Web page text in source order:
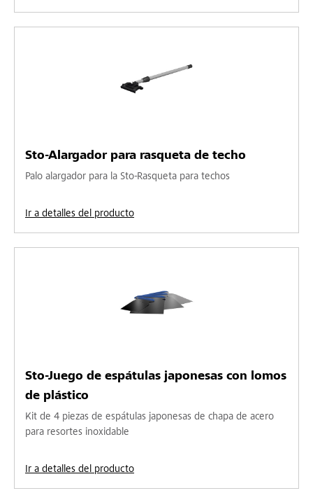
Sto-Alargador para rasqueta de techo
Palo alargador para la Sto-Rasqueta para techos
Ir a detalles del producto
Sto-Juego de espátulas japonesas con lomos
de plástico
Kit de 4 piezas de espátulas japonesas de chapa de acero
para resortes inoxidable
Ir a detalles del producto